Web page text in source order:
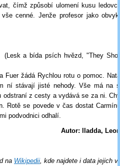
čímž způsobí ulomení kusu
cenné. Jenže profesor jako
(Lesk a bída psích hvězd, "They
Fuer žádá Rychlou rotu o pomoc.
ní stávají jisté nehody. Vše má na
odstraní z cesty a vydává se za ni.
Rotě se povede v čas dostat
podvodnici odhalí.
Autor: lladda,
na Wikipedii, kde najdete i data jejich